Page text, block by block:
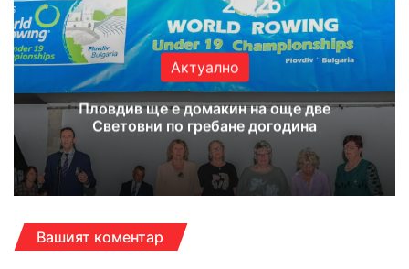
Актуално
Пловдив ще е домакин на още две
Световни по гребане догодина
Вашият коментар